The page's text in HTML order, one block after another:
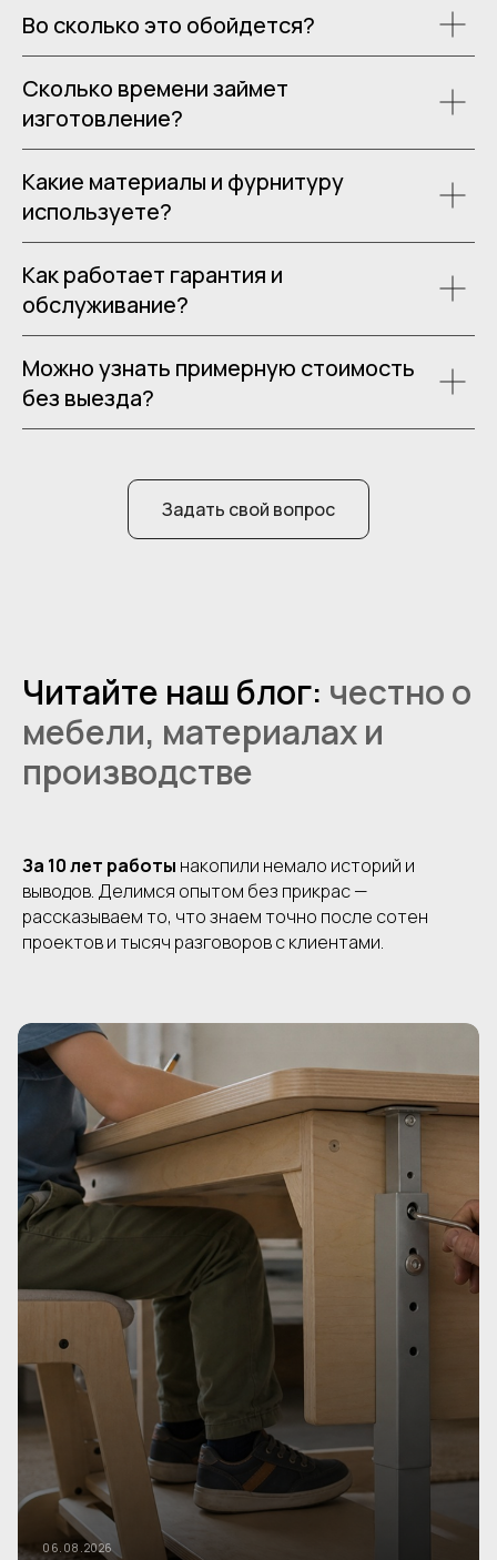
Во сколько это обойдется?
Сколько времени займет
изготовление?
Какие материалы и фурнитуру
используете?
Как работает гарантия и
обслуживание?
Можно узнать примерную стоимость
без выезда?
Задать свой вопрос
Читайте наш блог: честно о
мебели, материалах и
производстве
За 10 лет работы накопили немало историй и
выводов. Делимся опытом без прикрас —
рассказываем то, что знаем точно после сотен
проектов и тысяч разговоров с клиентами.
06.08.2026